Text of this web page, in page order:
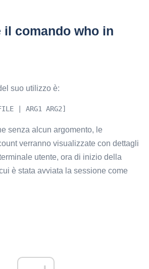
il comando who in
suo utilizzo è:
| ARG1 ARG2]
senza alcun argomento, le
verranno visualizzate con dettagli
utente, ora di inizio della
è stata avviata la sessione come